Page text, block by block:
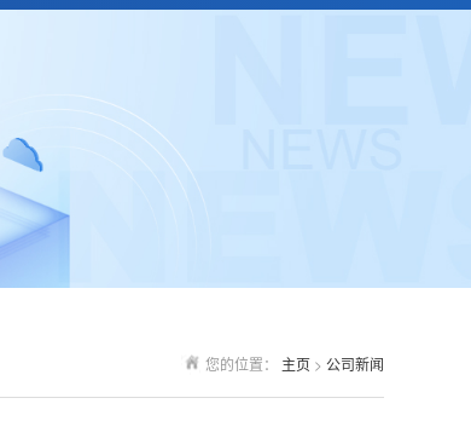
您的位置： 主页 > 公司新闻